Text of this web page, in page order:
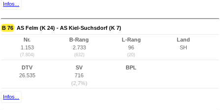
Infos...
B 76 AS Felm (K 24) - AS Kiel-Suchsdorf (K 7)
Nr.
1.153
(7.804)
B-Rang
2.733
(632)
L-Rang
96
(20)
Land
SH
DTV
26.535
SV
716
(2,7%)
BPL
Infos...